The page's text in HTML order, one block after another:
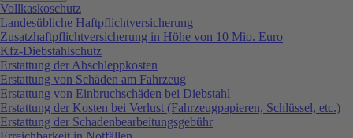
Vollkaskoschutz
Landesübliche Haftpflichtversicherung
Zusatzhaftpflichtversicherung in Höhe von 10 Mio. Euro
Kfz-Diebstahlschutz
Erstattung der Abschleppkosten
Erstattung von Schäden am Fahrzeug
Erstattung von Einbruchschäden bei Diebstahl
Erstattung der Kosten bei Verlust (Fahrzeugpapieren, Schlüssel, etc.)
Erstattung der Schadenbearbeitungsgebühr